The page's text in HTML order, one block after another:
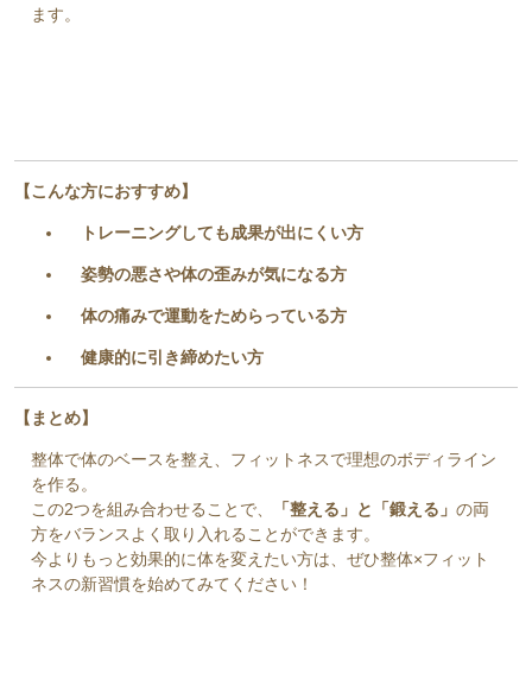
ます。
【こんな方におすすめ】
トレーニングしても成果が出にくい方
姿勢の悪さや体の歪みが気になる方
体の痛みで運動をためらっている方
健康的に引き締めたい方
【まとめ】
整体で体のベースを整え、フィットネスで理想のボディライン
を作る。
この2つを組み合わせることで、
「整える」と「鍛える」 の両
方をバランスよく取り入れることができます。
今よりもっと効果的に体を変えたい方は、ぜひ整体×フィット
ネスの新習慣を始めてみてください！